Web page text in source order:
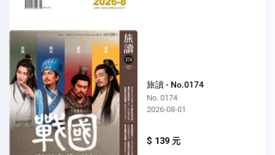
旅讀 - No.0174
No. 0174
2026-08-01
$ 139 元